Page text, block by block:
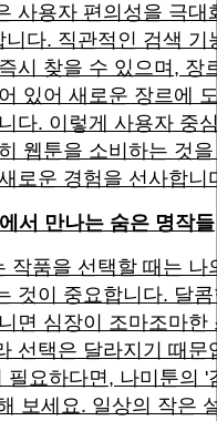
사용자 편의성을 극대
다. 직관적인 검색 기
시 찾을 수 있으며, 장
있어 새로운 장르에
다. 이렇게 사용자 중
웹툰을 소비하는 것
로운 경험을 선사합니
서 만나는 숨은 명작들
작품을 선택할 때는 나
것이 중요합니다. 달
면 심장이 조마조마한
선택은 달라지기 때문
필요하다면, 나미툰의 '
보세요. 일상의 작은